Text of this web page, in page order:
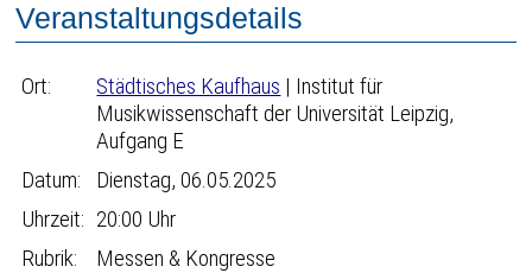
Veranstaltungsdetails
Ort: Städtisches Kaufhaus | Institut für
Musikwissenschaft der Universität Leipzig,
Aufgang E
Datum:
Dienstag, 06.05.2025
Uhrzeit: 20:00 Uhr
Rubrik:
Messen & Kongresse